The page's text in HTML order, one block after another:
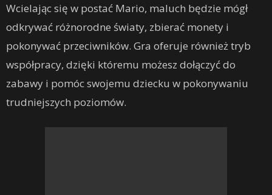
Wcielając się w postać Mario, maluch będzie mógł
odkrywać różnorodne światy, zbierać monety i
pokonywać przeciwników. Gra oferuje również tryb
współpracy, dzięki któremu możesz dołączyć do
zabawy i pomóc swojemu dziecku w pokonywaniu
trudniejszych poziomów.